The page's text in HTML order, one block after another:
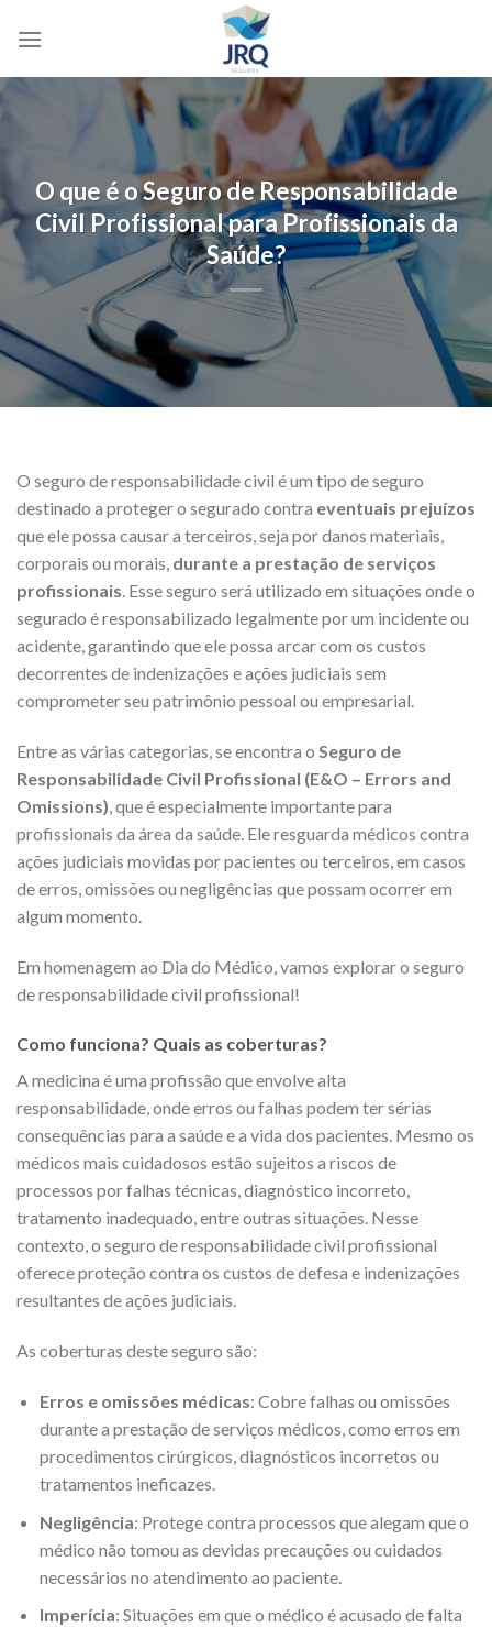
O que é o Seguro de Responsabilidade
Civil Profissional para Profissionais da
Saúde?
O seguro de responsabilidade civil é um tipo de seguro
destinado a proteger o segurado contra eventuais prejuízos
que ele possa causar a terceiros, seja por danos materiais,
corporais ou morais, durante a prestação de serviços
profissionais. Esse seguro será utilizado em situações onde o
segurado é responsabilizado legalmente por um incidente ou
acidente, garantindo que ele possa arcar com os custos
decorrentes de indenizações e ações judiciais sem
comprometer seu patrimônio pessoal ou empresarial.
Entre as várias categorias, se encontra o Seguro de
Responsabilidade Civil Profissional (E&O – Errors and
Omissions) , que é especialmente importante para
profissionais da área da saúde. Ele resguarda médicos contra
ações judiciais movidas por pacientes ou terceiros, em casos
de erros, omissões ou negligências que possam ocorrer em
algum momento.
Em homenagem ao Dia do Médico, vamos explorar o seguro
de responsabilidade civil profissional!
Como funciona? Quais as coberturas?
A medicina é uma profissão que envolve alta
responsabilidade, onde erros ou falhas podem ter sérias
consequências para a saúde e a vida dos pacientes. Mesmo os
médicos mais cuidadosos estão sujeitos a riscos de
processos por falhas técnicas, diagnóstico incorreto,
tratamento inadequado, entre outras situações. Nesse
contexto, o seguro de responsabilidade civil profissional
oferece proteção contra os custos de defesa e indenizações
resultantes de ações judiciais.
As coberturas deste seguro são:
Erros e omissões médicas: Cobre falhas ou omissões
durante a prestação de serviços médicos, como erros em
procedimentos cirúrgicos, diagnósticos incorretos ou
tratamentos ineficazes.
Negligência: Protege contra processos que alegam que o
médico não tomou as devidas precauções ou cuidados
necessários no atendimento ao paciente.
Imperícia: Situações em que o médico é acusado de falta